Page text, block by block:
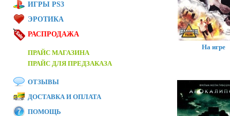
На игре
ИГРЫ PS3
ЭРОТИКА
РАСПРОДАЖА
ПРАЙС МАГАЗИНА
ПРАЙС ДЛЯ ПРЕДЗАКАЗА
ОТЗЫВЫ
ДОСТАВКА И ОПЛАТА
ПОМОЩЬ